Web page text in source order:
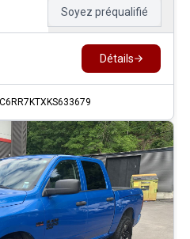
Soyez préqualifié
Détails